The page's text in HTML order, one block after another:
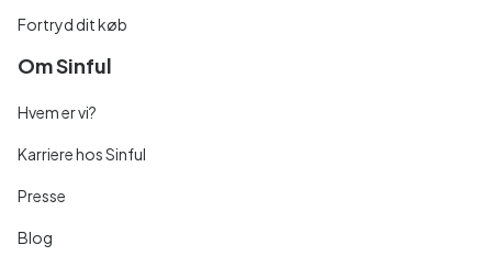
Fortryd dit køb
Om Sinful
Hvem er vi?
Karriere hos Sinful
Presse
Blog